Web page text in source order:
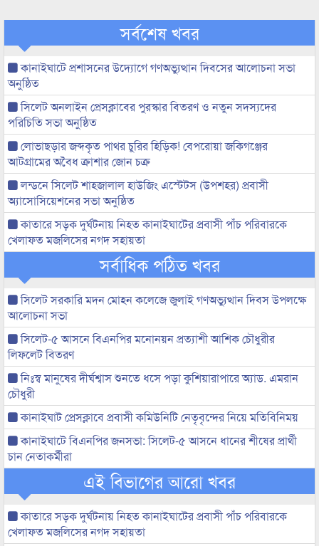
সর্বশেষ খবর
কানাইঘাটে প্রশাসনের উদ্যোগে গণঅভ্যুত্থান দিবসের আলোচনা সভা
অনুষ্ঠিত
সিলেট অনলাইন প্রেসক্লাবের পুরস্কার বিতরণ ও নতুন সদস্যদের
পরিচিতি সভা অনুষ্ঠিত
লোভাছড়ার জব্দকৃত পাথর চুরির হিড়িক! বেপরোয়া জকিগঞ্জের
আটগ্রামের অবৈধ ক্রাশার জোন চক্র
লন্ডনে সিলেট শাহজালাল হাউজিং এস্টেটস (উপশহর) প্রবাসী
অ্যাসোসিয়েশনের সভা অনুষ্ঠিত
কাতারে সড়ক দুর্ঘটনায় নিহত কানাইঘাটের প্রবাসী পাঁচ পরিবারকে
খেলাফত মজলিসের নগদ সহায়তা
সর্বাধিক পঠিত খবর
সিলেট সরকারি মদন মোহন কলেজে জুলাই গণঅভ্যুত্থান দিবস উপলক্ষে
আলোচনা সভা
সিলেট-৫ আসনে বিএনপির মনোনয়ন প্রত্যাশী আশিক চৌধুরীর
লিফলেট বিতরণ
নিঃস্ব মানুষের দীর্ঘশ্বাস শুনতে ধসে পড়া কুশিয়ারাপারে অ্যাড. এমরান
চৌধুরী
কানাইঘাট প্রেসক্লাবে প্রবাসী কমিউনিটি নেতৃবৃন্দের নিয়ে মতিবিনিময়
কানাইঘাটে বিএনপির জনসভা: সিলেট-৫ আসনে ধানের শীষের প্রার্থী
চান নেতাকর্মীরা
এই বিভাগের আরো খবর
কাতারে সড়ক দুর্ঘটনায় নিহত কানাইঘাটের প্রবাসী পাঁচ পরিবারকে
খেলাফত মজলিসের নগদ সহায়তা